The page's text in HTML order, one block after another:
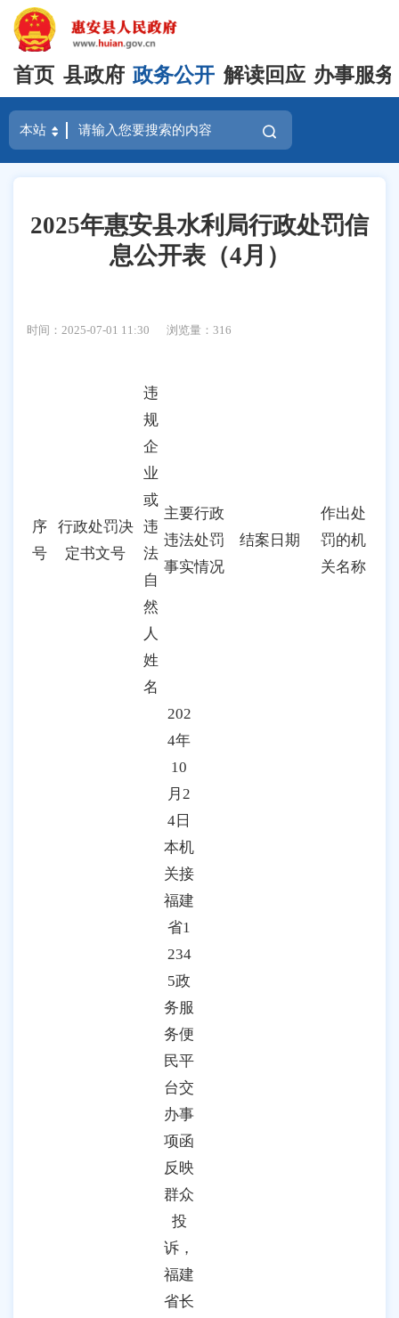
首页 县政府 政务公开 解读回应 办事服务
2025年惠安县水利局行政处罚信
息公开表（4月）
时间：2025-07-01 11:30 浏览量：316
序
号
行政处罚决
定书文号
违
规
企
业
或
违
法
自
然
人
姓
名
主要
违法
事实
行政
处罚
情况
结案日期
作出处
罚的机
关名称
202
4年
10
月2
4日
本机
关接
福建
省1
234
5政
务服
务便
民平
台交
办事
项函
反映
群众
投
诉，
福建
省长